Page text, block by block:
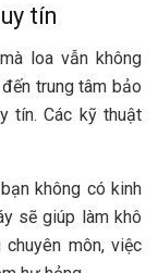
tín
loa vẫn không
trung tâm bảo
tín. Các kỹ thuật
không có kinh
sẽ giúp làm khô
môn, việc